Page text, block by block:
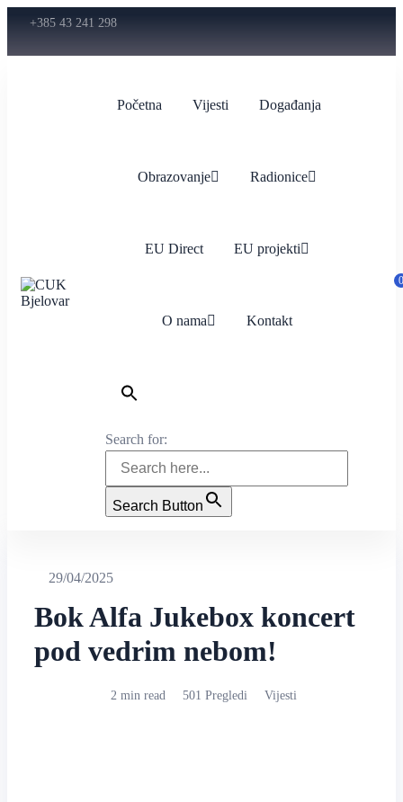
+385 43 241 298
Početna Vijesti Događanja
Obrazovanje Radionice
EU Direct EU projekti
O nama Kontakt
Search for:
Search Button
0
29/04/2025
Bok Alfa Jukebox koncert
pod vedrim nebom!
2 min read 501 Pregledi Vijesti